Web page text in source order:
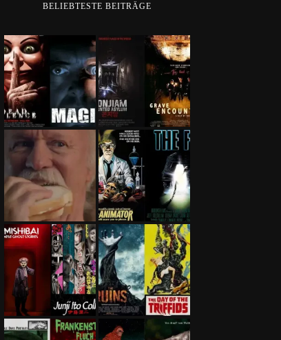
BELIEBTESTE BEITRÄGE